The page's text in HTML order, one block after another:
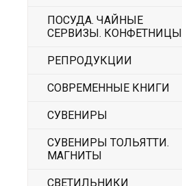
ПОСУДА. ЧАЙНЫЕ
СЕРВИЗЫ. КОНФЕТНИЦЫ
РЕПРОДУКЦИИ
СОВРЕМЕННЫЕ КНИГИ
СУВЕНИРЫ
СУВЕНИРЫ ТОЛЬЯТТИ.
МАГНИТЫ
СВЕТИЛЬНИКИ